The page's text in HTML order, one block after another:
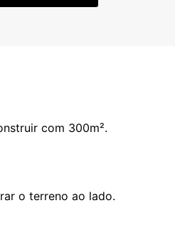
com 300m².
o terreno ao lado.